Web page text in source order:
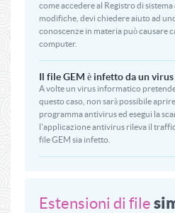
come accedere al Registro di
modifiche, devi chiedere aiuto ad
conoscenze in materia può causare
computer.
Il file GEM è infetto da un virus
A volte un virus informatico
questo caso, non sarà possibile
programma antivirus ed esegui la
l'applicazione antivirus rileva il
file GEM sia infetto.
Estensioni di file